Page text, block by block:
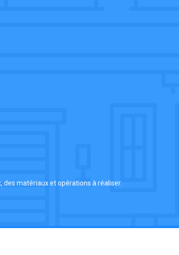
matériaux et opérations à réaliser.